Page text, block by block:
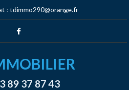
: tdimmo290@orange.fr
89 37 87 43